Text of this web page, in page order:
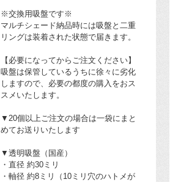
※交換用吸盤です※
マルチシェード納品時には吸盤と二重
リングは装着された状態で届きます。
【必要になってからご注文ください】
吸盤は保管しているうちに徐々に劣化
しますので、必要の都度の購入をおス
スメいたします。
▼20個以上ご注文の場合は一袋にまと
めてお送りいたします
▼透明吸盤（国産）
・直径 約30ミリ
・軸径 約8ミリ（10ミリ穴のハトメが